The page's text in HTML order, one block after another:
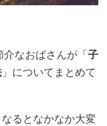
なおばさんが「 子
」についてまとめて
るとなかなか大変